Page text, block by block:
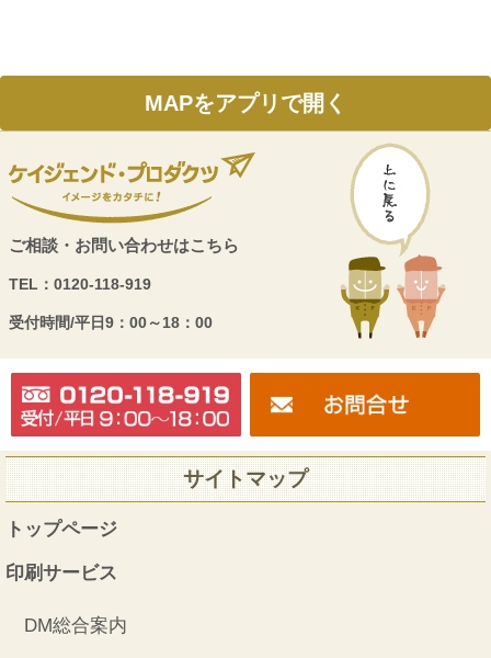
MAPをアプリで開く
ご相談・お問い合わせはこちら
TEL： 0120-118-919
受付時間/平日9：00～18：00
サイトマップ
トップページ
印刷サービス
DM総合案内